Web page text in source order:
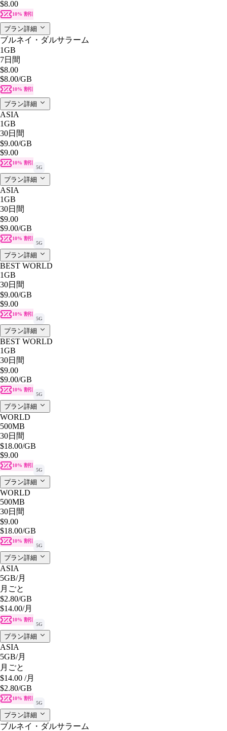
$8.00
10% 割引
プラン詳細
ブルネイ・ダルサラーム
1GB
7日間
$8.00
$8.00/GB
10% 割引
プラン詳細
ASIA
1GB
30日間
$9.00/GB
$9.00
10% 割引
5G
プラン詳細
ASIA
1GB
30日間
$9.00
$9.00/GB
10% 割引
5G
プラン詳細
BEST WORLD
1GB
30日間
$9.00/GB
$9.00
10% 割引
5G
プラン詳細
BEST WORLD
1GB
30日間
$9.00
$9.00/GB
10% 割引
5G
プラン詳細
WORLD
500MB
30日間
$18.00/GB
$9.00
10% 割引
5G
プラン詳細
WORLD
500MB
30日間
$9.00
$18.00/GB
10% 割引
5G
プラン詳細
ASIA
5GB/月
月ごと
$2.80/GB
$14.00/月
10% 割引
5G
プラン詳細
ASIA
5GB/月
月ごと
$14.00 /月
$2.80/GB
10% 割引
5G
プラン詳細
ブルネイ・ダルサラーム